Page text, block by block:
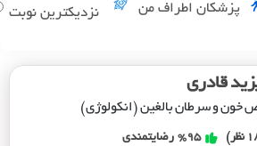
پزشکان اطراف من نزدیکترین نوبت
قادری
خون و سرطان بالغین (انکولوژی)
%95 رضایتمندی